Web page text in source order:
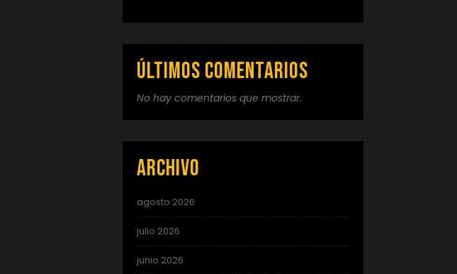
Últimos comentarios
No hay comentarios que mostrar.
Archivo
agosto 2026
julio 2026
junio 2026